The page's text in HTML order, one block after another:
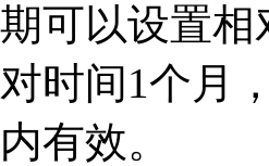
期可以设置
对时间1个月
内有效。